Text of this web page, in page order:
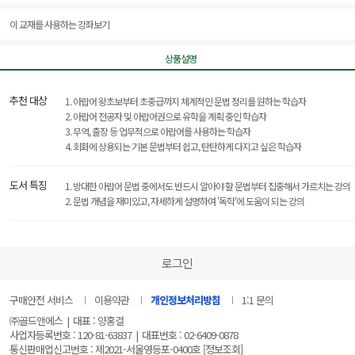
이 교재를 사용하는 강좌보기
상품설명
추천 대상
1. 아랍어 왕초보부터 초중급까지 체계적인 문법 정리를 원하는 학습자
2. 아랍어 전공자 및 아랍어권으로 유학을 계획 중인 학습자
3. 무역, 출장 등 업무적으로 아랍어를 사용하는 학습자
4. 회화에 상용되는 기본 문법부터 쉽고, 탄탄하게 다지고 싶은 학습자
도서 특징
1. 방대한 아랍어 문법 중에서도 반드시 알아야 할 문법부터 집중해서 가르치는 강의
2. 문법 개념을 재미있고, 자세하게 설명하여 '독학'에 도움이 되는 강의
로그인
구매안전 서비스 이용약관 개인정보처리방침
1:1 문의
㈜골드앤에스 | 대표 : 양홍걸
사업자등록번호 : 120-81-63837 | 대표번호 : 02-6409-0878
통신판매업신고번호 : 제2021-서울영등포-0400호 [정보조회]